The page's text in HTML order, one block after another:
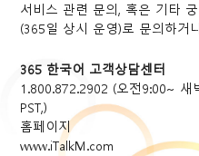
서비스 관련 문의, 혹은 기타
(365일 상시 운영)로 문의하거
365 한국어 고객상담센터
1.800.872.2902 (오전9:00~ 새
PST,)
홈페이지
www.iTalkM.com